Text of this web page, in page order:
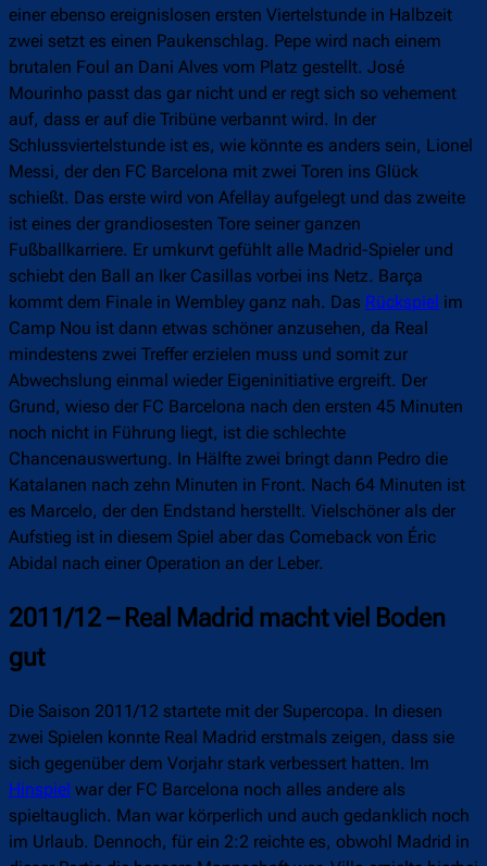
einer ebenso ereignislosen ersten Viertelstunde in Halbzeit
zwei setzt es einen Paukenschlag. Pepe wird nach einem
brutalen Foul an Dani Alves vom Platz gestellt. José
Mourinho passt das gar nicht und er regt sich so vehement
auf, dass er auf die Tribüne verbannt wird. In der
Schlussviertelstunde ist es, wie könnte es anders sein, Lionel
Messi, der den FC Barcelona mit zwei Toren ins Glück
schießt. Das erste wird von Afellay aufgelegt und das zweite
ist eines der grandiosesten Tore seiner ganzen
Fußballkarriere. Er umkurvt gefühlt alle Madrid-Spieler und
schiebt den Ball an Iker Casillas vorbei ins Netz. Barça
kommt dem Finale in Wembley ganz nah. Das Rückspiel im
Camp Nou ist dann etwas schöner anzusehen, da Real
mindestens zwei Treffer erzielen muss und somit zur
Abwechslung einmal wieder Eigeninitiative ergreift. Der
Grund, wieso der FC Barcelona nach den ersten 45 Minuten
noch nicht in Führung liegt, ist die schlechte
Chancenauswertung. In Hälfte zwei bringt dann Pedro die
Katalanen nach zehn Minuten in Front. Nach 64 Minuten ist
es Marcelo, der den Endstand herstellt. Vielschöner als der
Aufstieg ist in diesem Spiel aber das Comeback von Éric
Abidal nach einer Operation an der Leber.
2011/12 – Real Madrid macht viel Boden
gut
Die Saison 2011/12 startete mit der Supercopa. In diesen
zwei Spielen konnte Real Madrid erstmals zeigen, dass sie
sich gegenüber dem Vorjahr stark verbessert hatten. Im
Hinspiel war der FC Barcelona noch alles andere als
spieltauglich. Man war körperlich und auch gedanklich noch
im Urlaub. Dennoch, für ein 2:2 reichte es, obwohl Madrid in